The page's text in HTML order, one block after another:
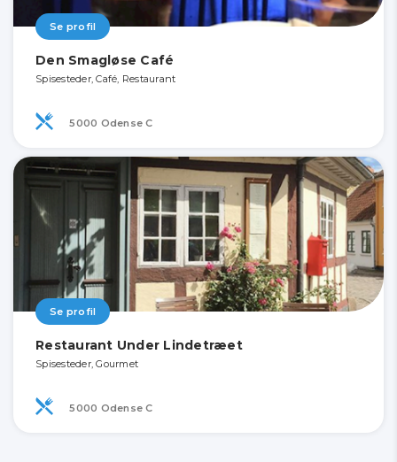
Se profil
Den Smagløse Café
Spisesteder, Café, Restaurant
5000 Odense C
Se profil
Restaurant Under Lindetræet
Spisesteder, Gourmet
5000 Odense C